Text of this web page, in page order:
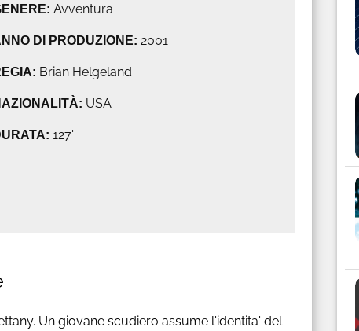
Avventura
DI PRODUZIONE: 2001
Brian Helgeland
USA
127'
Un giovane scudiero assume l'identita' del